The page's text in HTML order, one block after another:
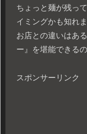
ちょっと麺が残っ
イミングかも知れま
お店との違いはあ
ー』を堪能できる
スポンサーリンク